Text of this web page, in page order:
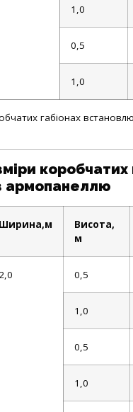
1,0
0,5
1,0
габіонах
коробчатих
армопанеллю
Ширина,м
Висота,
м
0,5
1,0
0,5
1,0